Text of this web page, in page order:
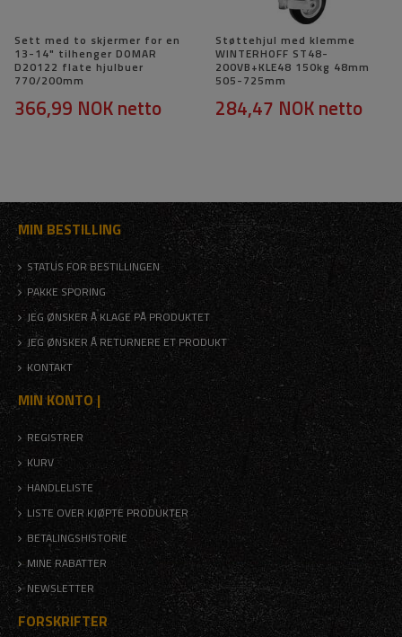
Sett med to skjermer for en
13-14" tilhenger DOMAR
D20122 flate hjulbuer
770/200mm
366,99 NOKnetto
Støttehjul med klemme
WINTERHOFF ST48-
200VB+KLE48 150kg 48mm
505-725mm
284,47 NOKnetto
MIN BESTILLING
STATUS FOR BESTILLINGEN
PAKKE SPORING
JEG ØNSKER Å KLAGE PÅ PRODUKTET
JEG ØNSKER Å RETURNERE ET PRODUKT
KONTAKT
MIN KONTO |
REGISTRER
KURV
HANDLELISTE
LISTE OVER KJØPTE PRODUKTER
BETALINGSHISTORIE
MINE RABATTER
NEWSLETTER
FORSKRIFTER